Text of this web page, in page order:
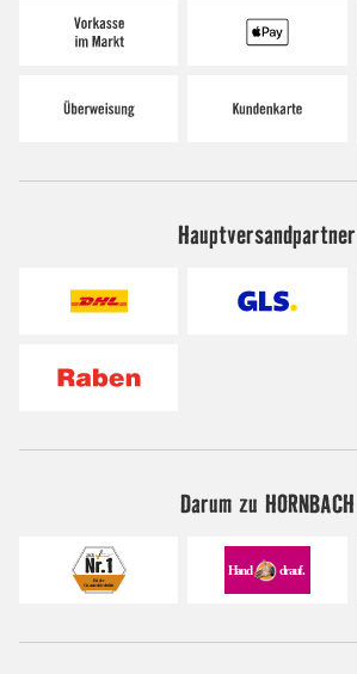
Hauptversandpartner
Darum zu HORNBACH